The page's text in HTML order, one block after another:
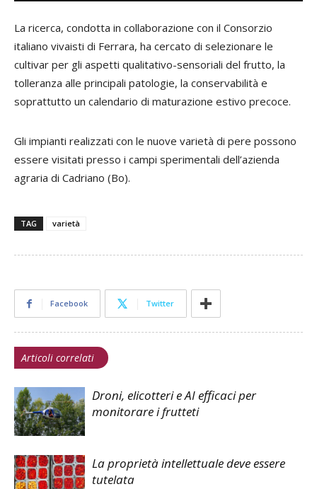
La ricerca, condotta in collaborazione con il Consorzio
italiano vivaisti di Ferrara, ha cercato di selezionare le
cultivar per gli aspetti qualitativo-sensoriali del frutto, la
tolleranza alle principali patologie, la conservabilità e
soprattutto un calendario di maturazione estivo precoce.
Gli impianti realizzati con le nuove varietà di pere possono
essere visitati presso i campi sperimentali dell’azienda
agraria di Cadriano (Bo).
TAG varietà
Facebook Twitter
Articoli correlati
Droni, elicotteri e AI efficaci per
monitorare i frutteti
La proprietà intellettuale deve essere
tutelata